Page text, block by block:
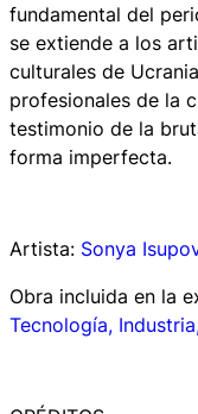
fundamental del
se extiende a los
culturales de
profesionales de la
testimonio de la
forma imperfecta.
Artista: Sonya
Obra incluida en la
Tecnología,